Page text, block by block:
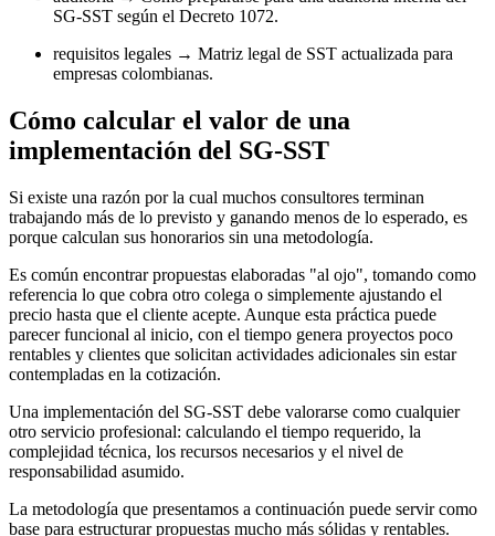
SG-SST según el Decreto 1072.
requisitos legales → Matriz legal de SST actualizada para
empresas colombianas.
Cómo calcular el valor de una
implementación del SG-SST
Si existe una razón por la cual muchos consultores terminan
trabajando más de lo previsto y ganando menos de lo esperado, es
porque calculan sus honorarios sin una metodología.
Es común encontrar propuestas elaboradas "al ojo", tomando como
referencia lo que cobra otro colega o simplemente ajustando el
precio hasta que el cliente acepte. Aunque esta práctica puede
parecer funcional al inicio, con el tiempo genera proyectos poco
rentables y clientes que solicitan actividades adicionales sin estar
contempladas en la cotización.
Una implementación del SG-SST debe valorarse como cualquier
otro servicio profesional: calculando el tiempo requerido, la
complejidad técnica, los recursos necesarios y el nivel de
responsabilidad asumido.
La metodología que presentamos a continuación puede servir como
base para estructurar propuestas mucho más sólidas y rentables.